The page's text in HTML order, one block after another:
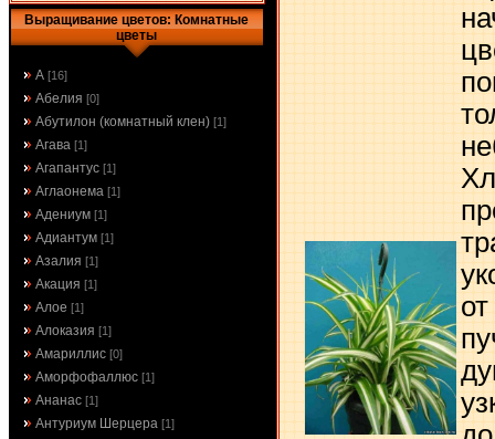
Выращивание цветов: Комнатные
цветы
А [16]
Абелия [0]
Абутилон (комнатный клен) [1]
Агава [1]
Агапантус [1]
Аглаонема [1]
Адениум [1]
Адиантум [1]
Азалия [1]
Акация [1]
Алое [1]
Алоказия [1]
Амариллис [0]
Аморфофаллюс [1]
Ананас [1]
Антуриум Шерцера [1]